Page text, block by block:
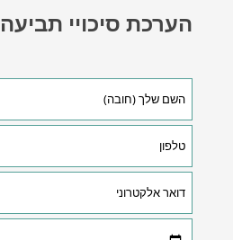
הערכת סיכויי תביעה